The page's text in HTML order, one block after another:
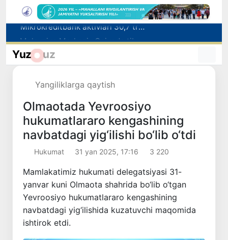
Malayziya Markaziy Osiyoda tibbiy turizm yoʻnalishi sifatidagi mavqeini mustahkamlamoqda
Polshadagi elchixona ko‘magida ona va bola Vatanga qaytarildi
Yuz uz
Yangiliklarga qaytish
Olmaotada Yevroosiyo
hukumatlararo kengashining
navbatdagi yig‘ilishi bo‘lib o‘tdi
Hukumat 31 yan 2025, 17:16 3 220
Mamlakatimiz hukumati delegatsiyasi 31-
yanvar kuni Olmaota shahrida bo‘lib o‘tgan
Yevroosiyo hukumatlararo kengashining
navbatdagi yig‘ilishida kuzatuvchi maqomida
ishtirok etdi.